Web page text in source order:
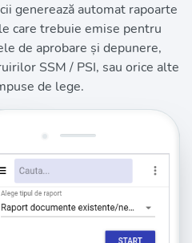
generează automat rapoarte
care trebuie emise pentru
de aprobare și depunere,
SSM / PSI, sau orice alte
de lege.